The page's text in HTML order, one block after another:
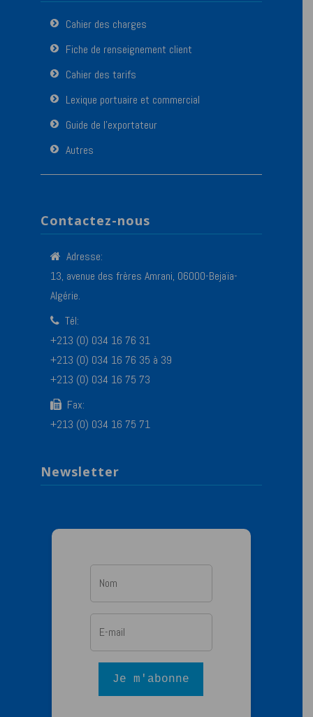
Cahier des charges
Fiche de renseignement client
Cahier des tarifs
Lexique portuaire et commercial
Guide de l’exportateur
Autres
Contactez-nous
Adresse:
13, avenue des frères Amrani, 06000-Bejaïa-
Algérie.
Tél:
+213 (0) 034 16 76 31
+213 (0) 034 16 76 35 à 39
+213 (0) 034 16 75 73
Fax:
+213 (0) 034 16 75 71
Newsletter
Je m'abonne